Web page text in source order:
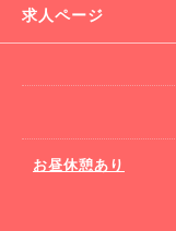
求人ページ
お昼休憩あり